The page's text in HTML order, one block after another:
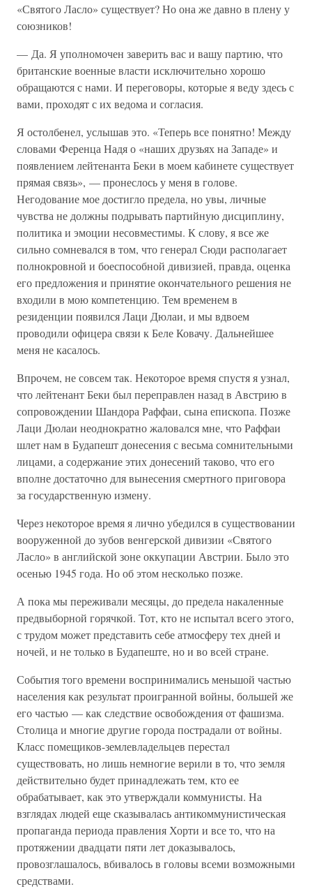
«Святого Ласло» существует? Но она же давно в плену у
союзников!
— Да. Я уполномочен заверить вас и вашу партию, что
британские военные власти исключительно хорошо
обращаются с нами. И переговоры, которые я веду здесь с
вами, проходят с их ведома и согласия.
Я остолбенел, услышав это. «Теперь все понятно! Между
словами Ференца Надя о «наших друзьях на Западе» и
появлением лейтенанта Беки в моем кабинете существует
прямая связь», — пронеслось у меня в голове.
Негодование мое достигло предела, но увы, личные
чувства не должны подрывать партийную дисциплину,
политика и эмоции несовместимы. К слову, я все же
сильно сомневался в том, что генерал Сюди располагает
полнокровной и боеспособной дивизией, правда, оценка
его предложения и принятие окончательного решения не
входили в мою компетенцию. Тем временем в
резиденции появился Лаци Дюлаи, и мы вдвоем
проводили офицера связи к Беле Ковачу. Дальнейшее
меня не касалось.
Впрочем, не совсем так. Некоторое время спустя я узнал,
что лейтенант Беки был переправлен назад в Австрию в
сопровождении Шандора Раффаи, сына епископа. Позже
Лаци Дюлаи неоднократно жаловался мне, что Раффаи
шлет нам в Будапешт донесения с весьма сомнительными
лицами, а содержание этих донесений таково, что его
вполне достаточно для вынесения смертного приговора
за государственную измену.
Через некоторое время я лично убедился в существовании
вооруженной до зубов венгерской дивизии «Святого
Ласло» в английской зоне оккупации Австрии. Было это
осенью 1945 года. Но об этом несколько позже.
А пока мы переживали месяцы, до предела накаленные
предвыборной горячкой. Тот, кто не испытал всего этого,
с трудом может представить себе атмосферу тех дней и
ночей, и не только в Будапеште, но и во всей стране.
События того времени воспринимались меньшой частью
населения как результат проигранной войны, большей же
его частью — как следствие освобождения от фашизма.
Столица и многие другие города пострадали от войны.
Класс помещиков-землевладельцев перестал
существовать, но лишь немногие верили в то, что земля
действительно будет принадлежать тем, кто ее
обрабатывает, как это утверждали коммунисты. На
взглядах людей еще сказывалась антикоммунистическая
пропаганда периода правления Хорти и все то, что на
протяжении двадцати пяти лет доказывалось,
провозглашалось, вбивалось в головы всеми возможными
средствами.